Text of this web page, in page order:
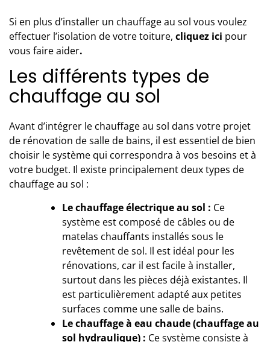
Si en plus d’installer un chauffage au sol vous voulez
effectuer l’isolation de votre toiture, cliquez ici pour
vous faire aider.
Les différents types de
chauffage au sol
Avant d’intégrer le chauffage au sol dans votre projet
de rénovation de salle de bains, il est essentiel de bien
choisir le système qui correspondra à vos besoins et à
votre budget. Il existe principalement deux types de
chauffage au sol :
Le chauffage électrique au sol : Ce
système est composé de câbles ou de
matelas chauffants installés sous le
revêtement de sol. Il est idéal pour les
rénovations, car il est facile à installer,
surtout dans les pièces déjà existantes. Il
est particulièrement adapté aux petites
surfaces comme une salle de bains.
Le chauffage à eau chaude (chauffage au
sol hydraulique) : Ce système consiste à